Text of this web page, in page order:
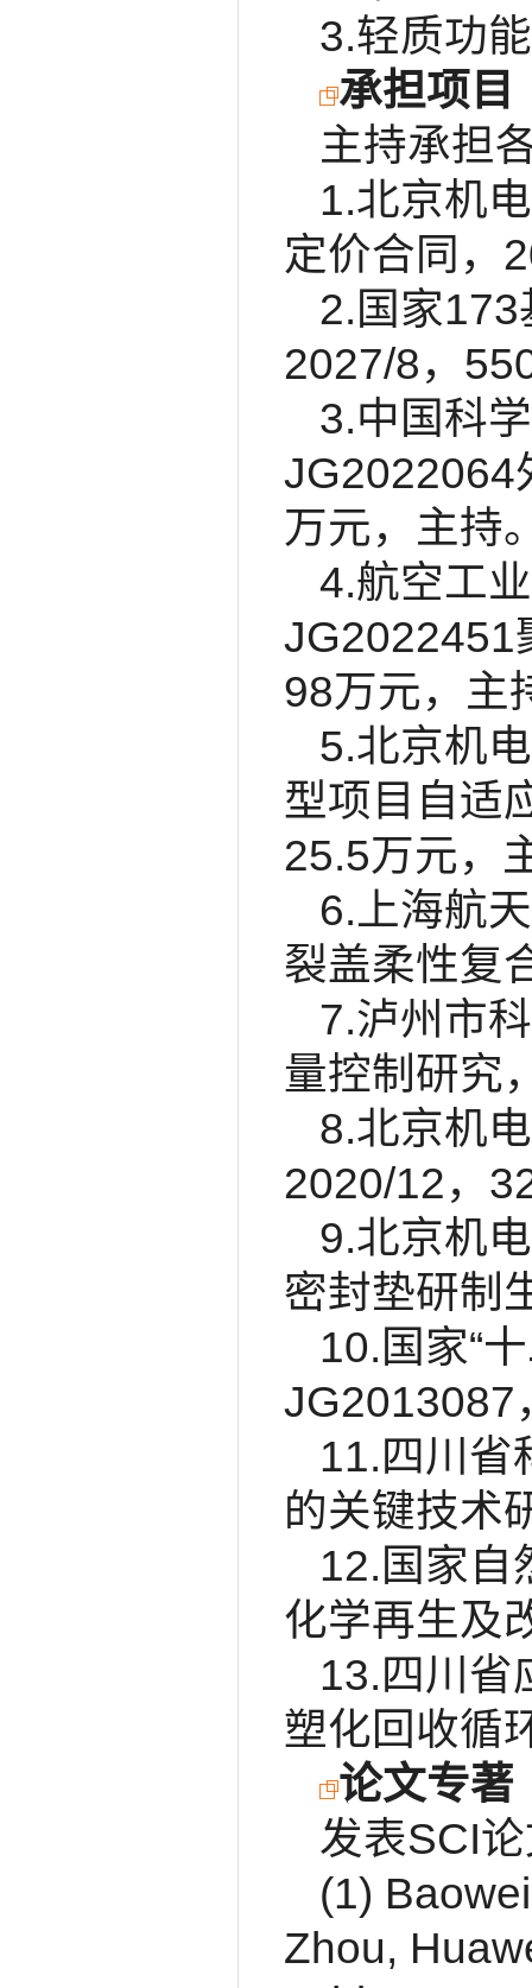
3.轻质功
承担项目
主持承担
1.北京机
定价合同，
2.国家
2027/8，
3.中国科
JG2022064
万元，主持
4.航空工
JG2022451
98万元，主
5.北京机
型项目自适
25.5万元，
6.上海航
裂盖柔性复
7.泸州市
量控制研究
8.北京机
2020/12，
9.北京机
密封垫研制
10.国家“
JG2013087
11.四川省
的关键技术
12.国家自
化学再生及
13.四川省
塑化回收循
论文专著
发表SCI
(1)
Zhou,